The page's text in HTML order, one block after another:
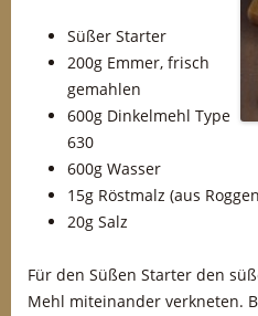
Süßer Starter
200g Emmer, frisch
gemahlen
600g Dinkelmehl Type
630
600g Wasser
15g Röstmalz (aus
20g Salz
Für den Süßen Starter den
Mehl miteinander verkneten.